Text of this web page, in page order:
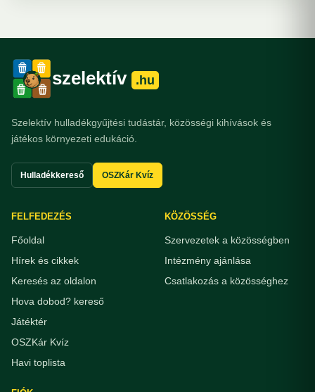
szelektív .hu
Szelektív hulladékgyűjtési tudástár, közösségi kihívások és
játékos környezeti edukáció.
Hulladékkereső OSZKár Kvíz
FELFEDEZÉS
Főoldal
Hírek és cikkek
Keresés az oldalon
Hova dobod? kereső
Játéktér
OSZKár Kvíz
Havi toplista
KÖZÖSSÉG
Szervezetek a közösségben
Intézmény ajánlása
Csatlakozás a közösséghez